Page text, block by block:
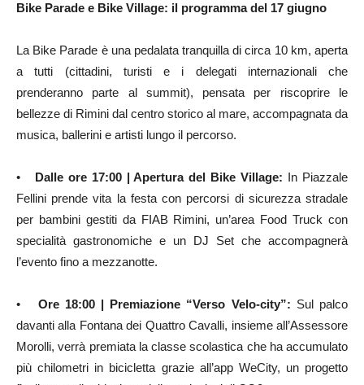
Bike Parade e Bike Village: il programma del 17 giugno
La Bike Parade è una pedalata tranquilla di circa 10 km, aperta
a tutti (cittadini, turisti e i delegati internazionali che
prenderanno parte al summit), pensata per riscoprire le
bellezze di Rimini dal centro storico al mare, accompagnata da
musica, ballerini e artisti lungo il percorso.
• Dalle ore 17:00 | Apertura del Bike Village: In Piazzale
Fellini prende vita la festa con percorsi di sicurezza stradale
per bambini gestiti da FIAB Rimini, un’area Food Truck con
specialità gastronomiche e un DJ Set che accompagnerà
l’evento fino a mezzanotte.
• Ore 18:00 | Premiazione “Verso Velo-city”: Sul palco
davanti alla Fontana dei Quattro Cavalli, insieme all’Assessore
Morolli, verrà premiata la classe scolastica che ha accumulato
più chilometri in bicicletta grazie all’app WeCity, un progetto